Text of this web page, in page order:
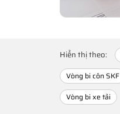
Hiển thị theo:
Vòng bi côn SKF
Vòng bi xe tải